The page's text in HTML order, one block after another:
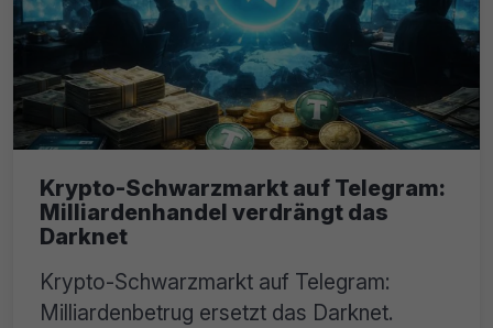
Krypto-Schwarzmarkt auf Telegram:
Milliardenhandel verdrängt das
Darknet
Krypto-Schwarzmarkt auf Telegram:
Milliardenbetrug ersetzt das Darknet.